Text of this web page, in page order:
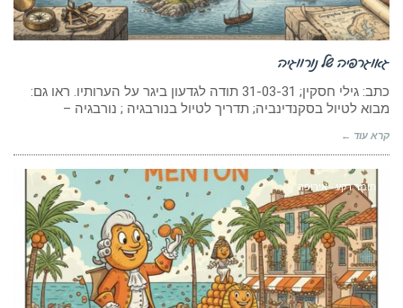
גאוגרפיה של נורווגיה
כתב: גילי חסקין; 31-03-31 תודה לגדעון ביגר על הערותיו. ראו גם:
מבוא לטיול בסקנדינביה; תדריך לטיול בנורבגיה ; נורבגיה –
קרא עוד ←
חומר רקע - אירופה